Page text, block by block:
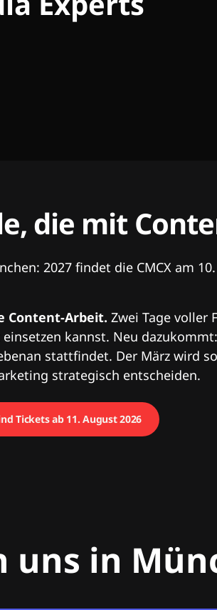
die mit
2027 findet die CMCX am
Content-Arbeit. Zwei Tage voller
kannst. Neu dazukommt:
stattfindet. Der März wird
strategisch entscheiden.
Tickets ab 11. August 2026
uns in